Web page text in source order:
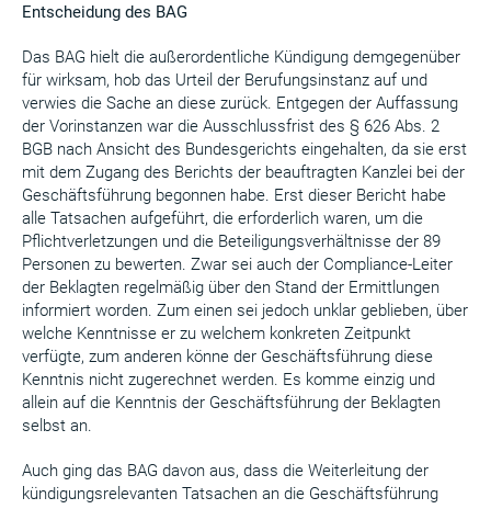
Entscheidung des BAG
Das BAG hielt die außerordentliche Kündigung demgegenüber
für wirksam, hob das Urteil der Berufungsinstanz auf und
verwies die Sache an diese zurück. Entgegen der Auffassung
der Vorinstanzen war die Ausschlussfrist des § 626 Abs. 2
BGB nach Ansicht des Bundesgerichts eingehalten, da sie erst
mit dem Zugang des Berichts der beauftragten Kanzlei bei der
Geschäftsführung begonnen habe. Erst dieser Bericht habe
alle Tatsachen aufgeführt, die erforderlich waren, um die
Pflichtverletzungen und die Beteiligungsverhältnisse der 89
Personen zu bewerten. Zwar sei auch der Compliance-Leiter
der Beklagten regelmäßig über den Stand der Ermittlungen
informiert worden. Zum einen sei jedoch unklar geblieben, über
welche Kenntnisse er zu welchem konkreten Zeitpunkt
verfügte, zum anderen könne der Geschäftsführung diese
Kenntnis nicht zugerechnet werden. Es komme einzig und
allein auf die Kenntnis der Geschäftsführung der Beklagten
selbst an.
Auch ging das BAG davon aus, dass die Weiterleitung der
kündigungsrelevanten Tatsachen an die Geschäftsführung